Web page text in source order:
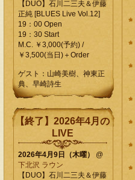
【DUO】石川二三夫＆伊藤
正純 [BLUES Live Vol.12]
19：00 Open
19：30 Start
M.C. ￥3,000(予約) /
￥3,500(当日)＋Order
ゲスト：山崎美樹、神東正
典、早崎詩生
【終了】2026年4月の
LIVE
2026年4月9日（木曜）
@
下北沢 ラウン
【DUO】石川二三夫＆伊藤